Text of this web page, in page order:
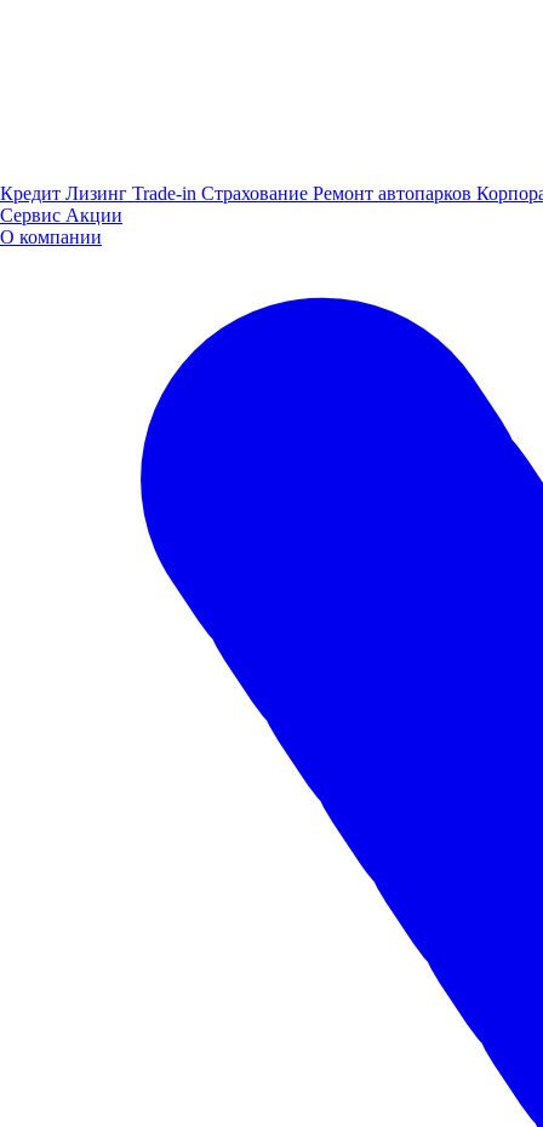
Кредит Лизинг Trade-in Страхование Ремонт автопарков
Сервис Акции
О компании